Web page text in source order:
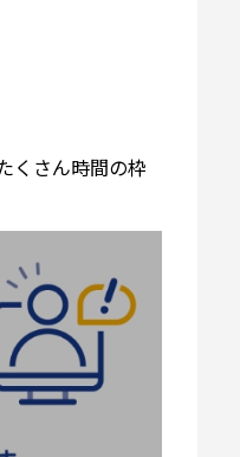
くさん時間の枠